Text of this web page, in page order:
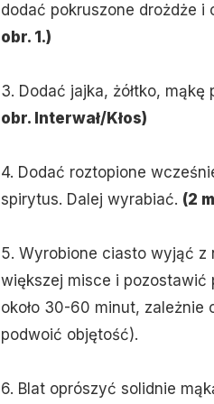
dodać pokruszone drożdże
obr. 1.)
3. Dodać jajka, żółtko,
obr. Interwał/Kłos)
4. Dodać roztopione
spirytus. Dalej wyrabiać. (2
5. Wyrobione ciasto wyjąć
większej misce i
około 30-60 minut,
podwoić objętość).
6. Blat oprószyć solidnie